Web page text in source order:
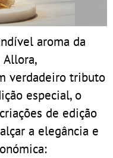
aroma da
verdadeiro tributo
especial, o
de edição
a elegância e